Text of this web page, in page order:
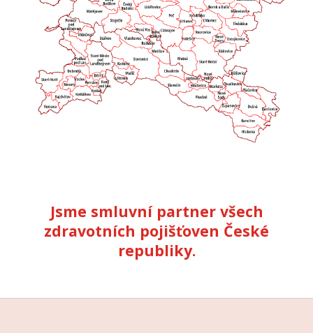
Jsme smluvní partner všech
zdravotních pojišťoven České
republiky.